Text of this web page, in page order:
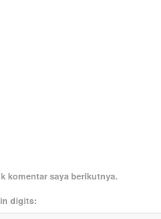
komentar saya berikutnya.
in digits: